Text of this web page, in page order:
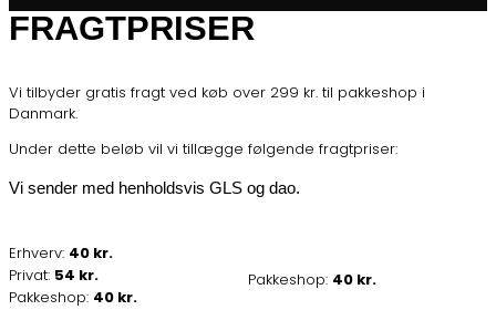
FRAGTPRISER
Vi tilbyder gratis fragt ved køb over 299 kr. til pakkeshop i
Danmark.
Under dette beløb vil vi tillægge følgende fragtpriser:
Vi sender med henholdsvis GLS og dao.
Erhverv: 40 kr.
Privat: 54 kr.
Pakkeshop: 40 kr.
Pakkeshop: 40 kr.